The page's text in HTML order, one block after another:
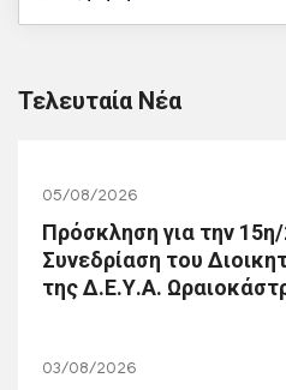
Τελευταία Νέα
05/08/2026
Πρόσκληση για την
Συνεδρίαση του
της Δ.Ε.Υ.Α.
03/08/2026